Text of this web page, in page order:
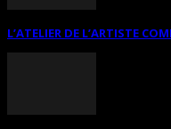
L’ATELIER DE L’ARTISTE